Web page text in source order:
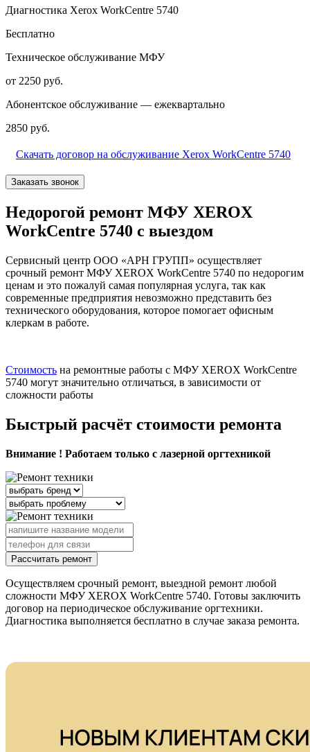
Диагностика Xerox WorkCentre 5740
Бесплатно
Техническое обслуживание МФУ
от 2250 руб.
Абонентское обслуживание — ежеквартально
2850 руб.
Скачать договор на обслуживание Xerox WorkCentre 5740
Заказать звонок
Недорогой ремонт МФУ XEROX
WorkCentre 5740 с выездом
Сервисный центр ООО «АРН ГРУПП» осуществляет
срочный ремонт МФУ XEROX WorkCentre 5740 по недорогим
ценам и это пожалуй самая популярная услуга, так как
современные предприятия невозможно представить без
технического оборудования, которое помогает офисным
клеркам в работе.
Стоимость на ремонтные работы с МФУ XEROX WorkCentre
5740 могут значительно отличаться, в зависимости от
сложности работы
Быстрый расчёт стоимости ремонта
Внимание ! Работаем только с лазерной оргтехникой
Рассчитать ремонт
Осуществляем срочный ремонт, выездной ремонт любой
сложности МФУ XEROX WorkCentre 5740. Готовы заключить
договор на периодическое обслуживание оргтехники.
Диагностика выполняется бесплатно в случае заказа ремонта.